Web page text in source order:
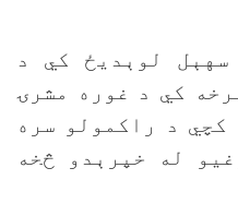
لوېديځ کي د
کي د غوره مشرۍ
د راکمولو سره
له خپرېدو څخه